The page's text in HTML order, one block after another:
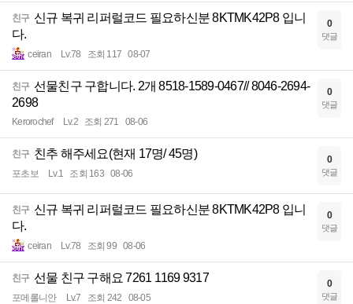
친구 신규 복귀 리퍼럴코드 필요하신분 8KTMK42P8 입니
다.
ceiran Lv.78 조회 117 08-07
0
댓글
친구 선물친구 구합니다. 2개 8518-1589-0467// 8046-2694-
2698
Kerorochef Lv.2 조회 271 08-06
0
댓글
친구 친추 해주세요(현재 17명/ 45명)
포초보 Lv.1 조회 163 08-06
0
댓글
친구 신규 복귀 리퍼럴코드 필요하신분 8KTMK42P8 입니
다.
ceiran Lv.78 조회 99 08-06
0
댓글
친구 선물 친구 구해요 7261 1169 9317
포메롤니안 Lv.7 조회 242 08-05
0
댓글